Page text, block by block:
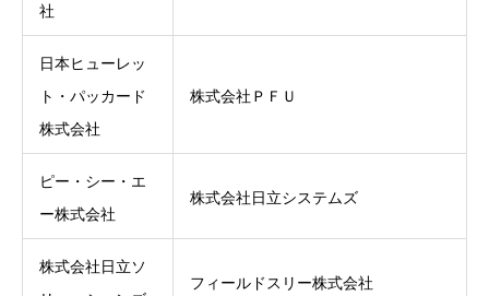
社
日本ヒューレッ
ト・パッカード
株式会社
株式会社ＰＦＵ
ピー・シー・エ
ー株式会社
株式会社日立システムズ
株式会社日立ソ
フィールドスリー株式会社